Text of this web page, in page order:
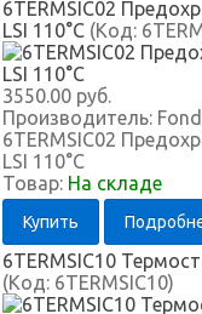
6TERMSIC02
LSI 110°C (Код:
3550.00 руб.
Производитель:
6TERMSIC02
LSI 110°C
Товар: На складе
Купить
6TERMSIC10
(Код: 6TERMSIC10)